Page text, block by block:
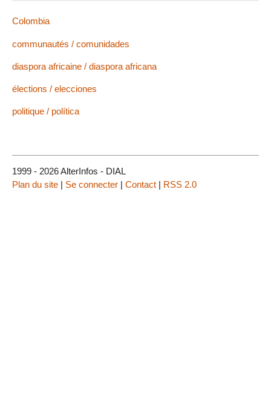
Colombia
communautés / comunidades
diaspora africaine / diaspora africana
élections / elecciones
politique / política
1999 - 2026 AlterInfos - DIAL
Plan du site | Se connecter | Contact | RSS 2.0